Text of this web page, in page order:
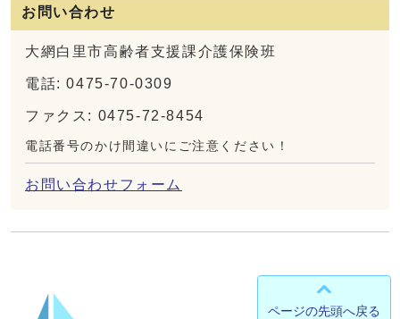
お問い合わせ
大網白里市高齢者支援課介護保険班
電話: 0475-70-0309
ファクス: 0475-72-8454
電話番号のかけ間違いにご注意ください！
お問い合わせフォーム
ページの先頭へ戻る